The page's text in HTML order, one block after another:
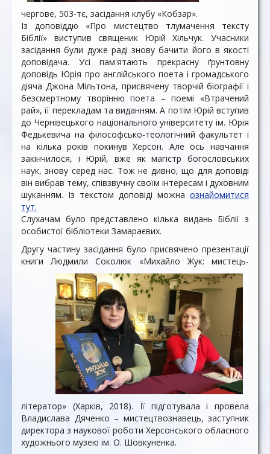
чергове, 503-тє, засідання клубу «Кобзар».
Із доповіддю «Про мистецтво тлумачення тексту
Біблії» виступив священик Юрій Хільчук. Учасники
засідання були дуже раді знову бачити його в якості
доповідача. Усі пам'ятають прекрасну ґрунтовну
доповідь Юрія про англійського поета і громадського
діяча Джона Мільтона, присвячену творчій біографії і
безсмертному творінню поета – поемі «Втрачений
рай», її перекладам та виданням. А потім Юрій вступив
до Чернівецького національного університету ім. Юрія
Федькевича на філософсько-теологічний факультет і
на кілька років покинув Херсон. Але ось навчання
закінчилося, і Юрій, вже як магістр богословських
наук, знову серед нас. Тож не дивно, що для доповіді
він вибрав тему, співзвучну своїм інтересам і духовним
шуканням. Із текстом доповіді можна ознайомитися
тут.
Слухачам було представлено кілька видань Біблії з
особистої бібліотеки Замараєвих.
Другу частину засідання було присвячено презентації
книги Людмили Соколюк «Михайло Жук: мистець-
літератор» (Харків, 2018). Її підготувала і провела
Владислава Дяченко – мистецтвознавець, заступник
директора з наукової роботи Херсонського обласного
художнього музею ім. О. Шовкуненка.